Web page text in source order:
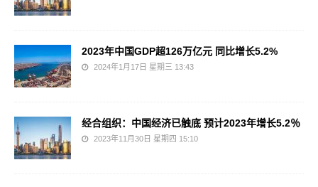
2023年中国GDP超126万亿元 同比增长5.2%
2024年1月17日 星期三 13:43
经合组织：中国经济已触底 预计2023年增长5.2％
2023年11月30日 星期四 15:10